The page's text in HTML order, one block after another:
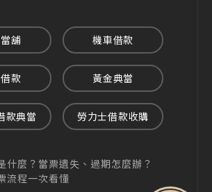
舖 機車借款
款 黃金典當
款典當 勞力士借款收購
什麼？當票遺失、過期怎麼辦？
流程一次看懂